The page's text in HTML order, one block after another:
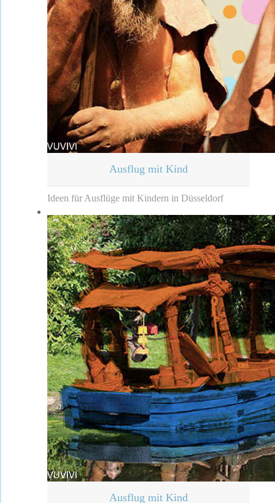
Ausflug mit Kind
Ideen für Ausflüge mit Kindern in Düsseldorf
Ausflug mit Kind